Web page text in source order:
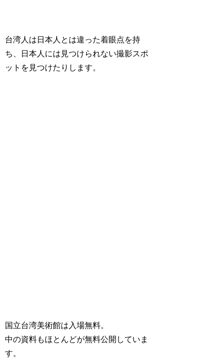
台湾人は日本人とは違った着眼点を持
ち、日本人には見つけられない撮影スポ
ットを見つけたりします。
国立台湾美術館は入場無料。
中の資料もほとんどが無料公開していま
す。